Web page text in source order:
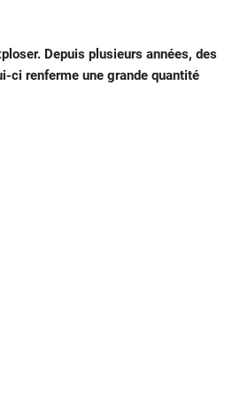
Depuis plusieurs années, des
ci renferme une grande quantité